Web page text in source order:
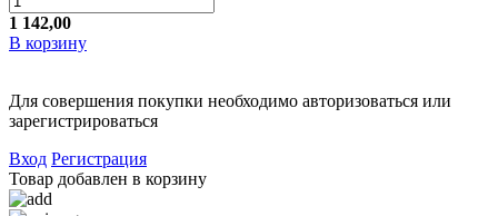
1 142,00
В корзину
Для совершения покупки необходимо авторизоваться или
зарегистрироваться
Вход Регистрация
Товар добавлен в корзину